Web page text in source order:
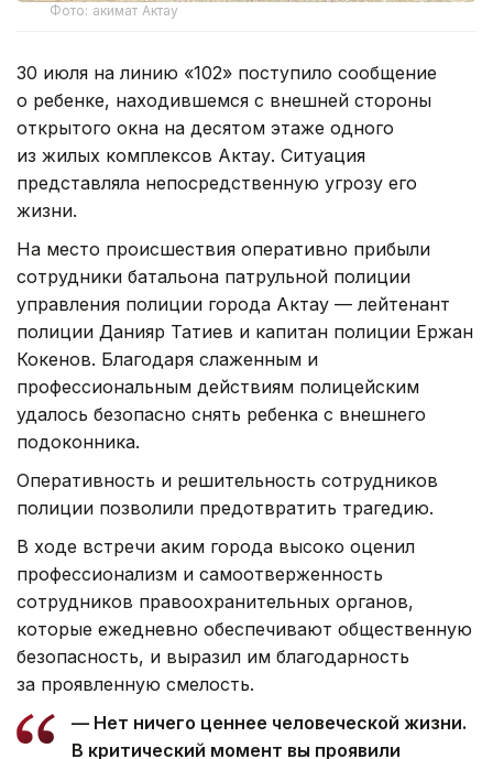
Фото: акимат Актау
30 июля на линию «102» поступило сообщение
о ребенке, находившемся с внешней стороны
открытого окна на десятом этаже одного
из жилых комплексов Актау. Ситуация
представляла непосредственную угрозу его
жизни.
На место происшествия оперативно прибыли
сотрудники батальона патрульной полиции
управления полиции города Актау — лейтенант
полиции Данияр Татиев и капитан полиции Ержан
Кокенов. Благодаря слаженным и
профессиональным действиям полицейским
удалось безопасно снять ребенка с внешнего
подоконника.
Оперативность и решительность сотрудников
полиции позволили предотвратить трагедию.
В ходе встречи аким города высоко оценил
профессионализм и самоотверженность
сотрудников правоохранительных органов,
которые ежедневно обеспечивают общественную
безопасность, и выразил им благодарность
за проявленную смелость.
— Нет ничего ценнее человеческой жизни.
В критический момент вы проявили